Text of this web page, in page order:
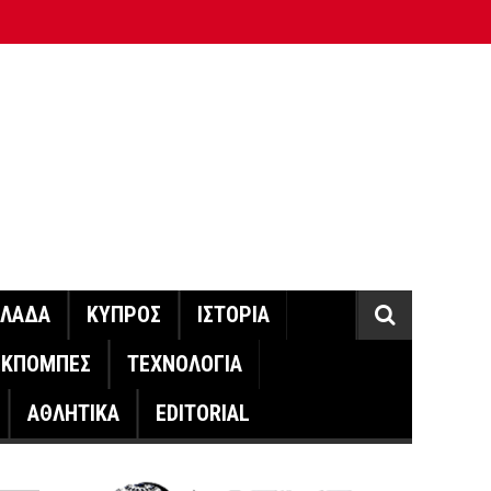
ΚΥΠΡΟΣ
ΙΣΤΟΡΙΑ
ΤΕΧΝΟΛΟΓΙΑ
ΑΘΛΗΤΙΚΑ EDITORIAL